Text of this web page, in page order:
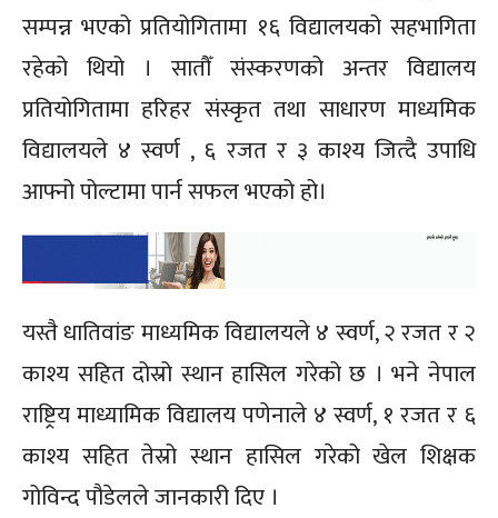
सम्पन्न भएको प्रतियोगितामा १६ विद्यालयको सहभागिता
रहेको थियो । सातौँ संस्करणको अन्तर विद्यालय
प्रतियोगितामा हरिहर संस्कृत तथा साधारण माध्यमिक
विद्यालयले ४ स्वर्ण , ६ रजत र ३ काश्य जित्दै उपाधि
आफ्नो पोल्टामा पार्न सफल भएको हो।
यस्तै धातिवांङ माध्यमिक विद्यालयले ४ स्वर्ण, २ रजत र २
काश्य सहित दोस्रो स्थान हासिल गरेको छ । भने नेपाल
राष्ट्रिय माध्यामिक विद्यालय पणेनाले ४ स्वर्ण, १ रजत र ६
काश्य सहित तेस्रो स्थान हासिल गरेको खेल शिक्षक
गोविन्द पौडेलले जानकारी दिए ।